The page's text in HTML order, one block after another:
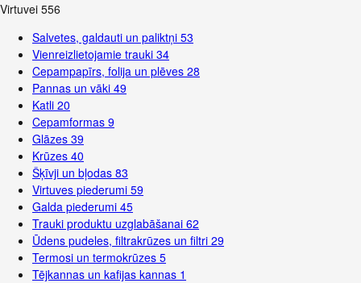
Virtuvei 556
Salvetes, galdauti un paliktņi 53
Vienreizlietojamie trauki 34
Cepampapīrs, folija un plēves 28
Pannas un vāki 49
Katli 20
Cepamformas 9
Glāzes 39
Krūzes 40
Šķīvji un bļodas 83
Virtuves piederumi 59
Galda piederumi 45
Trauki produktu uzglabāšanai 62
Ūdens pudeles, filtrakrūzes un filtri 29
Termosi un termokrūzes 5
Tējkannas un kafijas kannas 1